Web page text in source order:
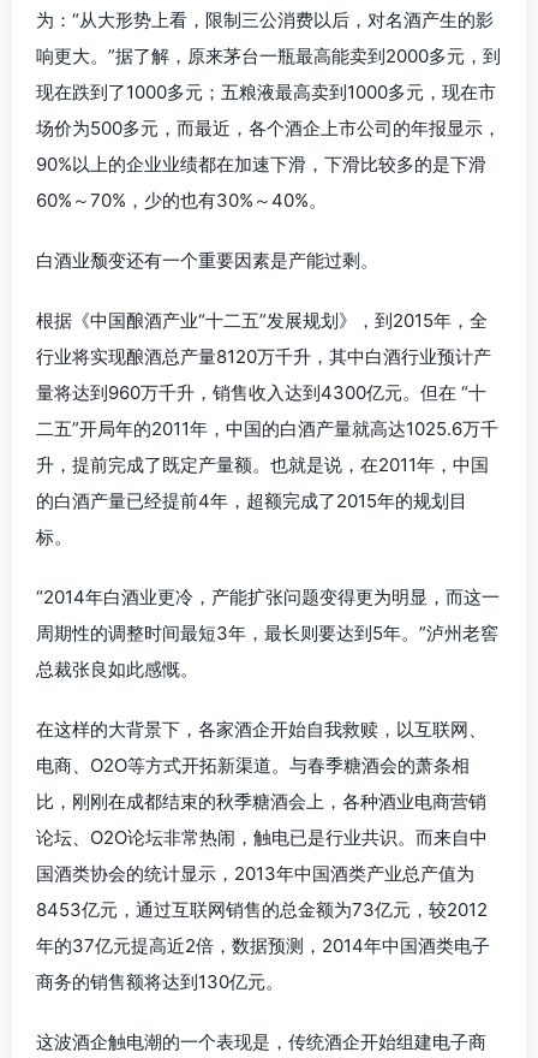
为：“从大形势上看，限制三公消费以后，对名酒产生的影
响更大。”据了解，原来茅台一瓶最高能卖到2000多元，到
现在跌到了1000多元；五粮液最高卖到1000多元，现在市
场价为500多元，而最近，各个酒企上市公司的年报显示，
90%以上的企业业绩都在加速下滑，下滑比较多的是下滑
60%～70%，少的也有30%～40%。
白酒业颓变还有一个重要因素是产能过剩。
根据《中国酿酒产业“十二五”发展规划》，到2015年，全
行业将实现酿酒总产量8120万千升，其中白酒行业预计产
量将达到960万千升，销售收入达到4300亿元。但在 “十
二五”开局年的2011年，中国的白酒产量就高达1025.6万千
升，提前完成了既定产量额。也就是说，在2011年，中国
的白酒产量已经提前4年，超额完成了2015年的规划目
标。
“2014年白酒业更冷，产能扩张问题变得更为明显，而这一
周期性的调整时间最短3年，最长则要达到5年。”泸州老窖
总裁张良如此感慨。
在这样的大背景下，各家酒企开始自我救赎，以互联网、
电商、O2O等方式开拓新渠道。与春季糖酒会的萧条相
比，刚刚在成都结束的秋季糖酒会上，各种酒业电商营销
论坛、O2O论坛非常热闹，触电已是行业共识。而来自中
国酒类协会的统计显示，2013年中国酒类产业总产值为
8453亿元，通过互联网销售的总金额为73亿元，较2012
年的37亿元提高近2倍，数据预测，2014年中国酒类电子
商务的销售额将达到130亿元。
这波酒企触电潮的一个表现是，传统酒企开始组建电子商